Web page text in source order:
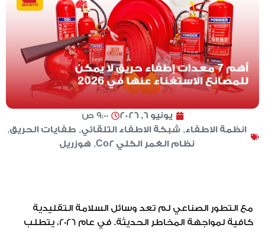
يونيو 6, 2026
9:00 ص
انظمة الاطفاء, شبكة الاطفاء التلقائي, طفايات الحريق,
نظام الغمر الكلي Co2
, هوزريل
مع التطور الصناعي لم تعد وسائل السلامة التقليدية
كافية لمواجهة المخاطر الحديثة. في عام 2026، يتطلب